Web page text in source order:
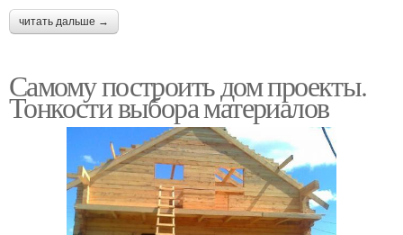
читать дальше →
Самому построить дом проекты.
Тонкости выбора материалов